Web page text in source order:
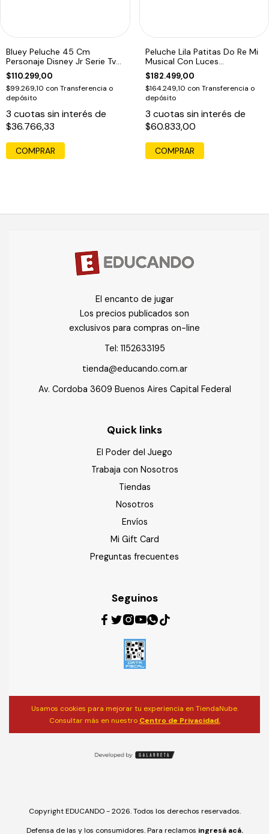
Bluey Peluche 45 Cm
Personaje Disney Jr Serie Tv
Original Ed
$110.299,00
$99.269,10 con Transferencia o
depósito
3 cuotas sin interés de
$36.766,33
Peluche Lila Patitas Do Re Mi
Musical Con Luces
Interactivo
$182.499,00
$164.249,10 con Transferencia o
depósito
3 cuotas sin interés de
$60.833,00
COMPRAR
El encanto de jugar
Los precios publicados son
exclusivos para compras on-line
Tel: 1152633195
tienda@educando.com.ar
Av. Cordoba 3609 Buenos Aires Capital Federal
Quick links
El Poder del Juego
Trabaja con Nosotros
Tiendas
Nosotros
Envíos
Mi Gift Card
Preguntas frecuentes
Seguinos
Usamos cookies para mejorar tu experiencia en TiendaNube.
Consultar más en nuestro Centro de Privacidad.
Copyright EDUCANDO - 2026. Todos los derechos reservados.
Defensa de las y los consumidores. Para reclamos ingresá acá.